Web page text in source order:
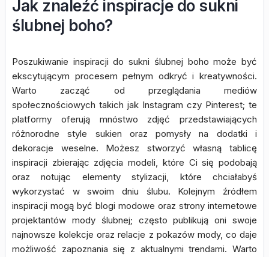
Jak znaleźć inspiracje do sukni
ślubnej boho?
Poszukiwanie inspiracji do sukni ślubnej boho może być
ekscytującym procesem pełnym odkryć i kreatywności.
Warto zacząć od przeglądania mediów
społecznościowych takich jak Instagram czy Pinterest; te
platformy oferują mnóstwo zdjęć przedstawiających
różnorodne style sukien oraz pomysły na dodatki i
dekoracje weselne. Możesz stworzyć własną tablicę
inspiracji zbierając zdjęcia modeli, które Ci się podobają
oraz notując elementy stylizacji, które chciałabyś
wykorzystać w swoim dniu ślubu. Kolejnym źródłem
inspiracji mogą być blogi modowe oraz strony internetowe
projektantów mody ślubnej; często publikują oni swoje
najnowsze kolekcje oraz relacje z pokazów mody, co daje
możliwość zapoznania się z aktualnymi trendami. Warto